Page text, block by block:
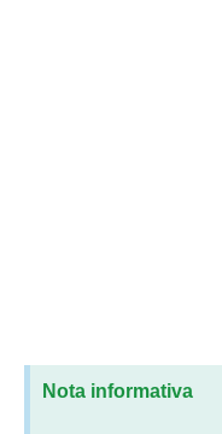
Nota informativa